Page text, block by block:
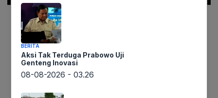
Informasi yang diperoleh lintaswarta.co.id
menyebutkan bahwa Komisi Pemberantasan
Korupsi (KPK) telah melakukan klarifikasi
terhadap tiga pejabat Kementerian Agama
(Kemenag) pada Senin (4/8) terkait penyelidikan
BERITA
Aksi Tak Terduga Prabowo Uji
Genteng Inovasi
08-08-2026 - 03.26